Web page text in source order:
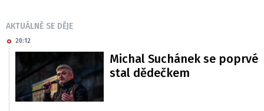
AKTUÁLNĚ SE DĚJE
20:12
Michal Suchánek se poprvé
stal dědečkem